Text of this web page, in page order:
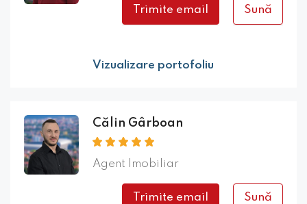
Trimite email Sună
Vizualizare portofoliu
Călin Gârboan
Agent Imobiliar
Trimite email Sună